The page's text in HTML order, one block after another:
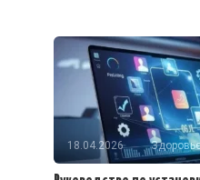
18.04.2026